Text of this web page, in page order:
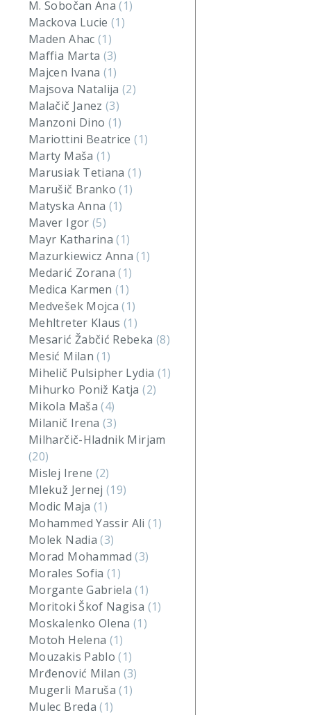
M. Sobočan Ana(1)
Mackova Lucie(1)
Maden Ahac (1)
Maffia Marta (3)
Majcen Ivana (1)
Majsova Natalija(2)
Malačič Janez(3)
Manzoni Dino (1)
Mariottini Beatrice(1)
Marty Maša (1)
Marusiak Tetiana(1)
Marušič Branko(1)
Matyska Anna (1)
Maver Igor (5)
Mayr Katharina(1)
Mazurkiewicz Anna(1)
Medarić Zorana(1)
Medica Karmen(1)
Medvešek Mojca(1)
Mehltreter Klaus(1)
Mesarić Žabčić Rebeka (8)
Mesić Milan(1)
Mihelič Pulsipher Lydia (1)
Mihurko Poniž Katja(2)
Mikola Maša(4)
Milanič Irena(3)
Milharčič-Hladnik Mirjam
(20)
Mislej Irene (2)
Mlekuž Jernej(19)
Modic Maja (1)
Mohammed Yassir Ali(1)
Molek Nadia(3)
Morad Mohammad(3)
Morales Sofia(1)
Morgante Gabriela(1)
Moritoki Škof Nagisa (1)
Moskalenko Olena(1)
Motoh Helena (1)
Mouzakis Pablo(1)
Mrđenović Milan (3)
Mugerli Maruša(1)
Mulec Breda(1)